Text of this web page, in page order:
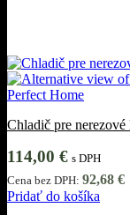
Chladič pre
114,00 € s DPH
Cena bez DPH: 92,68 €
Pridať do košíka